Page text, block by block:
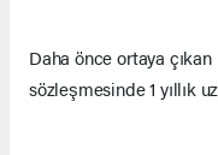
Daha önce ortaya
sözleşmesinde 1 yıllık